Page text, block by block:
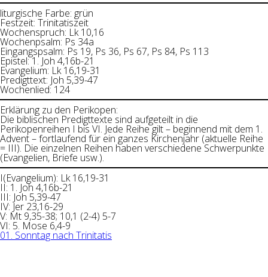
liturgische Farbe: grün
Festzeit: Trinitatiszeit
Wochenspruch: Lk 10,16
Wochenpsalm: Ps 34a
Eingangspsalm: Ps 19, Ps 36, Ps 67, Ps 84, Ps 113
Epistel: 1. Joh 4,16b-21
Evangelium: Lk 16,19-31
Predigttext: Joh 5,39-47
Wochenlied: 124
Erklärung zu den Perikopen:
Die biblischen Predigttexte sind aufgeteilt in die
Perikopenreihen I bis VI. Jede Reihe gilt – beginnend mit dem 1.
Advent – fortlaufend für ein ganzes Kirchenjahr (aktuelle Reihe
= III). Die einzelnen Reihen haben verschiedene Schwerpunkte
(Evangelien, Briefe usw.).
I(Evangelium): Lk 16,19-31
II: 1. Joh 4,16b-21
III: Joh 5,39-47
IV: Jer 23,16-29
V: Mt 9,35-38; 10,1 (2-4) 5-7
VI: 5. Mose 6,4-9
01. Sonntag nach Trinitatis